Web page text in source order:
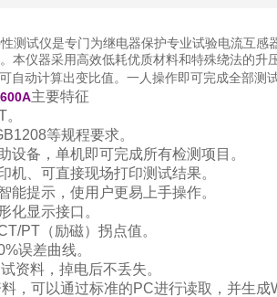
测试仪是专门为继电器保护专业试验电流互
本仪器采用高效低耗优质材料和特殊绕法的
自动计算出变比值。一人操作即可完成全部测
主要特征
等规程要求。
设备，单机即可完成所有检测项目。
机、可直接现场打印测试结果。
能提示，使用户更易上手操作。
化显示接口。
PT（励磁）拐点值。
误差曲线。
资料，掉电后不丢失。
，可以通过标准的PC进行读取，并生成